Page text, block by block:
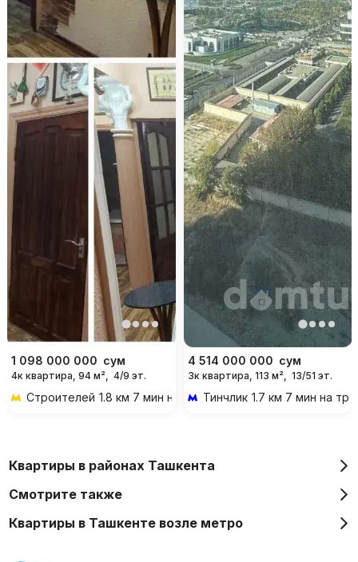
1 098 000 000 сум
4к квартира, 94 м², 4/9 эт.
Строителей 1.8 км 7 мин на транспорте
4 514 000 000 сум
3к квартира, 113 м², 13/51 эт.
Тинчлик 1.7 км 7 мин на
Квартиры в районах Ташкента
Смотрите также
Квартиры в Ташкенте возле метро